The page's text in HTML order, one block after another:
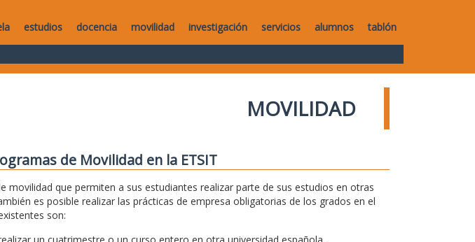
estudios docencia movilidad investigación servicios alumnos tablón
MOVILIDAD
de Movilidad en la ETSIT
movilidad que permiten a sus estudiantes realizar parte de sus estudios en otras
es posible realizar las prácticas de empresa obligatorias de los grados en el
son: